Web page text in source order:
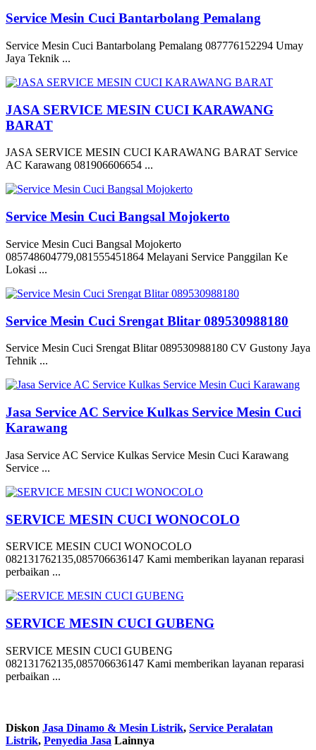
Service Mesin Cuci Bantarbolang Pemalang
Service Mesin Cuci Bantarbolang Pemalang 087776152294 Umay
Jaya Teknik ...
JASA SERVICE MESIN CUCI KARAWANG
BARAT
JASA SERVICE MESIN CUCI KARAWANG BARAT Service
AC Karawang 081906606654 ...
Service Mesin Cuci Bangsal Mojokerto
Service Mesin Cuci Bangsal Mojokerto
085748604779,081555451864 Melayani Service Panggilan Ke
Lokasi ...
Service Mesin Cuci Srengat Blitar 089530988180
Service Mesin Cuci Srengat Blitar 089530988180 CV Gustony Jaya
Tehnik ...
Jasa Service AC Service Kulkas Service Mesin Cuci
Karawang
Jasa Service AC Service Kulkas Service Mesin Cuci Karawang
Service ...
SERVICE MESIN CUCI WONOCOLO
SERVICE MESIN CUCI WONOCOLO
082131762135,085706636147 Kami memberikan layanan reparasi
perbaikan ...
SERVICE MESIN CUCI GUBENG
SERVICE MESIN CUCI GUBENG
082131762135,085706636147 Kami memberikan layanan reparasi
perbaikan ...
Diskon Jasa Dinamo & Mesin Listrik, Service Peralatan
Listrik, Penyedia Jasa Lainnya